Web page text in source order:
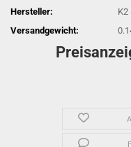
Hersteller:
K2
Versandgewicht: